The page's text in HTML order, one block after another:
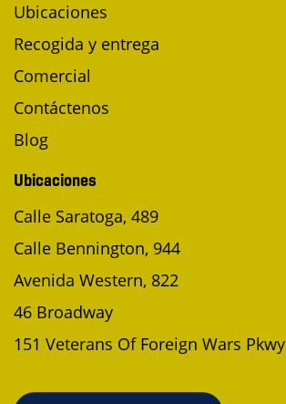
Ubicaciones
Recogida y entrega
Comercial
Contáctenos
Blog
Ubicaciones
Calle Saratoga, 489
Calle Bennington, 944
Avenida Western, 822
46 Broadway
151 Veterans Of Foreign Wars Pkwy